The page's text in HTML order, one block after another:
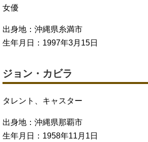
女優
出身地：沖縄県糸満市
生年月日：1997年3月15日
ジョン・カビラ
タレント、キャスター
出身地：沖縄県那覇市
生年月日：1958年11月1日